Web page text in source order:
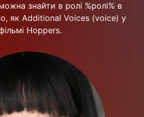
знайти в ролі %ролі% в
як Additional Voices (voice) у
Hoppers.